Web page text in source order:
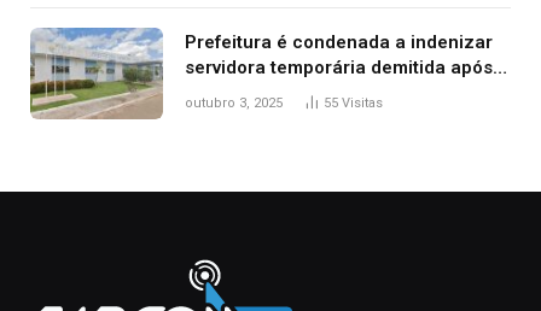
Prefeitura é condenada a indenizar
servidora temporária demitida após
nascimento da filha
outubro 3, 2025 55 Visitas